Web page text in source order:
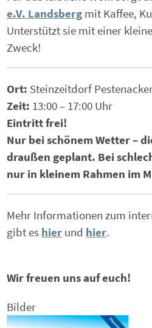
e.V. Landsberg mit Kaffee,
Unterstützt sie mit einer
Zweck!
Ort: Steinzeitdorf
Zeit: 13:00 – 17:00 Uhr
Eintritt frei!
Nur bei schönem Wetter –
draußen geplant. Bei
nur in kleinem Rahmen im
Mehr Informationen zum
gibt es hier und hier.
Wir freuen uns auf euch!
Bilder